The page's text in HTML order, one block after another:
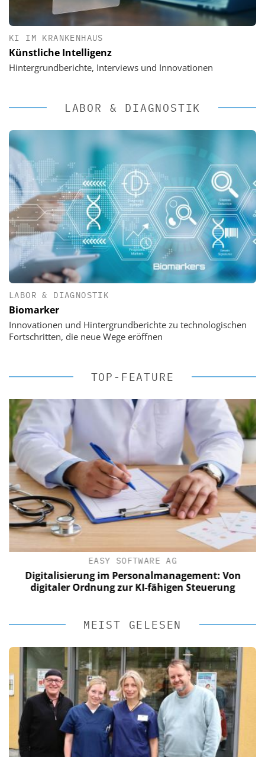
KI IM KRANKENHAUS
Künstliche Intelligenz
Hintergrundberichte, Interviews und Innovationen
LABOR & DIAGNOSTIK
LABOR & DIAGNOSTIK
Biomarker
Innovationen und Hintergrundberichte zu technologischen
Fortschritten, die neue Wege eröffnen
TOP-FEATURE
EASY SOFTWARE AG
Digitalisierung im Personalmanagement: Von
digitaler Ordnung zur KI-fähigen Steuerung
MEIST GELESEN